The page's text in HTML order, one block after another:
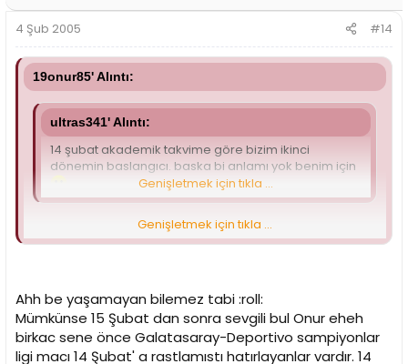
4 Şub 2005 #14
19onur85' Alıntı:
ultras341' Alıntı:
14 şubat akademik takvime göre bizim ikinci
dönemin baslangıcı. baska bi anlamı yok benim için
Genişletmek için tıkla ...
Aynı.
Genişletmek için tıkla ...
Ahh be yaşamayan bilemez tabi :roll:
Mümkünse 15 Şubat dan sonra sevgili bul Onur eheh
birkac sene önce Galatasaray-Deportivo sampiyonlar
ligi macı 14 Şubat' a rastlamıstı hatırlayanlar vardır. 14